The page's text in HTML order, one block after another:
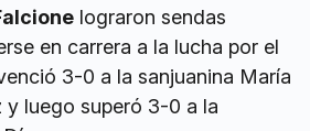
lograron sendas
en carrera a la lucha por el
3-0 a la sanjuanina María
y luego superó 3-0 a la